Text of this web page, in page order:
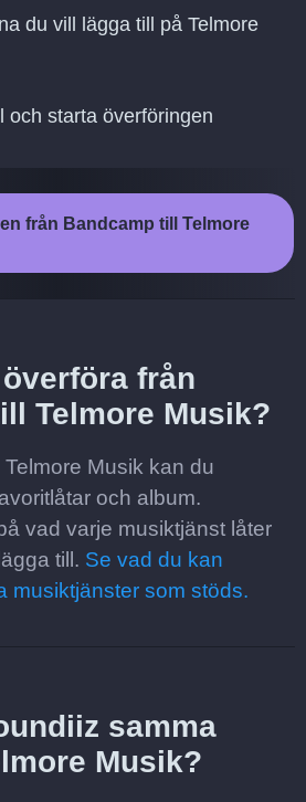
du vill lägga till på Telmore
och starta överföringen
från Bandcamp till Telmore
från
Telmore Musik?
Musik kan du
och album.
vad varje musiktjänst låter
till. Se vad du kan
musiktjänster som stöds.
samma
Musik?